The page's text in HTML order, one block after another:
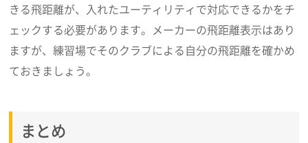
きる飛距離が、入れたユーティリティで対応できるかをチ
ェックする必要があります。メーカーの飛距離表示はあり
ますが、練習場でそのクラブによる自分の飛距離を確かめ
ておきましょう。
まとめ